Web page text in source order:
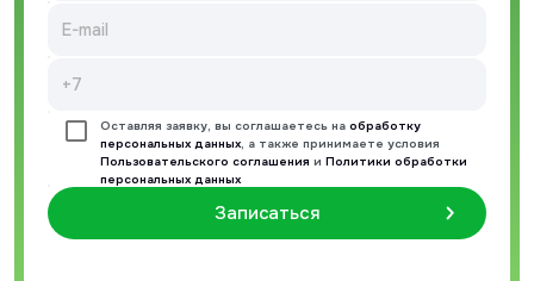
Оставляя заявку, вы соглашаетесь на обработку
персональных данных, а также принимаете условия
Пользовательского соглашения и Политики обработки
персональных данных
Записаться